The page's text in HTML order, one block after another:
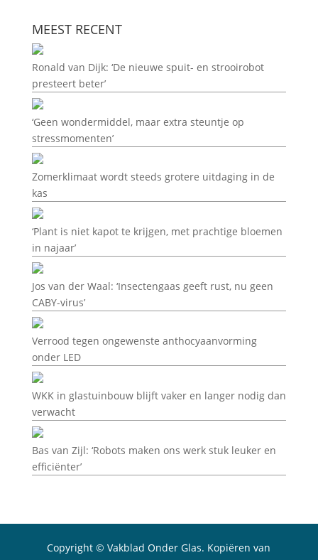
MEEST RECENT
Ronald van Dijk: ‘De nieuwe spuit- en strooirobot
presteert beter’
‘Geen wondermiddel, maar extra steuntje op
stressmomenten’
Zomerklimaat wordt steeds grotere uitdaging in de
kas
‘Plant is niet kapot te krijgen, met prachtige bloemen
in najaar’
Jos van der Waal: ‘Insectengaas geeft rust, nu geen
CABY-virus’
Verrood tegen ongewenste anthocyaanvorming
onder LED
WKK in glastuinbouw blijft vaker en langer nodig dan
verwacht
Bas van Zijl: ‘Robots maken ons werk stuk leuker en
efficiënter’
Copyright © Vakblad Onder Glas. Kopiëren van